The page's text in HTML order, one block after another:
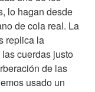
lo hagan desde
de cola real. La
replica la
cuerdas justo
de las
usado un